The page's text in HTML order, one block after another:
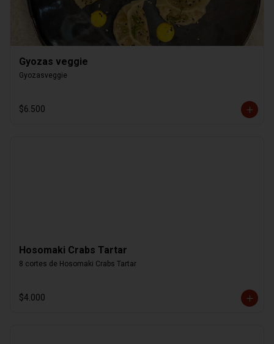
Gyozas veggie
Gyozasveggie
$6.500
Hosomaki Crabs Tartar
8 cortes de Hosomaki Crabs Tartar
$4.000